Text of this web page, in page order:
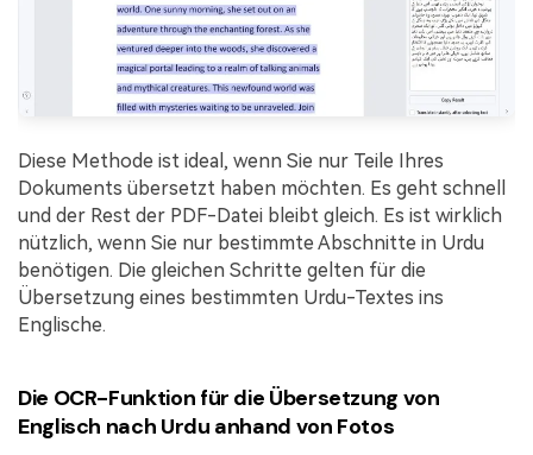
Diese Methode ist ideal, wenn Sie nur Teile Ihres
Dokuments übersetzt haben möchten. Es geht schnell
und der Rest der PDF-Datei bleibt gleich. Es ist wirklich
nützlich, wenn Sie nur bestimmte Abschnitte in Urdu
benötigen. Die gleichen Schritte gelten für die
Übersetzung eines bestimmten Urdu-Textes ins
Englische.
Die OCR-Funktion für die Übersetzung von
Englisch nach Urdu anhand von Fotos